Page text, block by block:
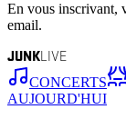
En vous inscrivant,
email.
JUNKLIVE
CONCERTS
AUJOURD'HUI